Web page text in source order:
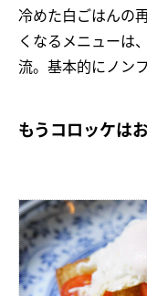
冷めた白ごはんの
くなるメニューは
流。基本的にノン
もうコロッケは